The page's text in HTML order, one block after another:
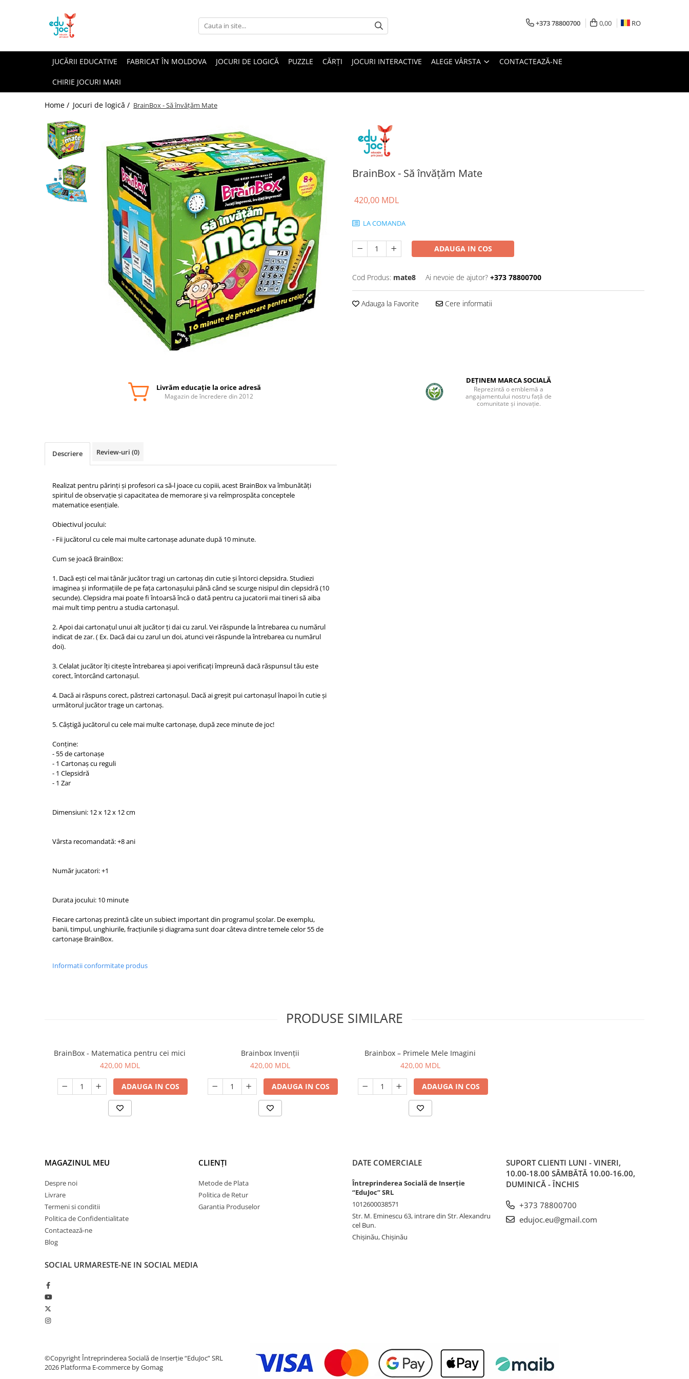
Alege Vârsta
+373 78800700 0,00 RO
JUCĂRII EDUCATIVE FABRICAT ÎN MOLDOVA JOCURI DE LOGICĂ PUZZLE CĂRȚI JOCURI INTERACTIVE ALEGE VÂRSTA CONTACTEAZĂ-NE
CHIRIE JOCURI MARI
Home / Jocuri de logică / BrainBox - Să învățăm Mate
BrainBox - Să învățăm Mate
420,00 MDL
LA COMANDA
ADAUGA IN COS
Cod Produs: mate8 Ai nevoie de ajutor? +373 78800700
Adauga la Favorite Cere informatii
Livrăm educație la orice adresă
Magazin de încredere din 2012
DEȚINEM MARCA SOCIALĂ
Reprezintă o emblemă a
angajamentului nostru față de
comunitate și inovație.
Descriere Review-uri (0)
Realizat pentru părinți și profesori ca să-l joace cu copiii, acest BrainBox va îmbunătăți
spiritul de observație și capacitatea de memorare și va reîmprospăta conceptele
matematice esențiale.
Obiectivul jocului:
- Fii jucătorul cu cele mai multe cartonașe adunate după 10 minute.
Cum se joacă BrainBox:
1. Dacă ești cel mai tânăr jucător tragi un cartonaș din cutie și întorci clepsidra. Studiezi
imaginea și informațiile de pe fața cartonașului până când se scurge nisipul din clepsidră (10
secunde). Clepsidra mai poate fi întoarsă încă o dată pentru ca jucatorii mai tineri să aiba
mai mult timp pentru a studia cartonașul.
2. Apoi dai cartonațul unui alt jucător ți dai cu zarul. Vei răspunde la întrebarea cu numărul
indicat de zar. ( Ex. Dacă dai cu zarul un doi, atunci vei răspunde la întrebarea cu numărul
doi).
3. Celalat jucător îți citește întrebarea și apoi verificați împreună dacă răspunsul tău este
corect, întorcând cartonașul.
4. Dacă ai răspuns corect, păstrezi cartonașul. Dacă ai greșit pui cartonașul înapoi în cutie și
următorul jucător trage un cartonaș.
5. Câștigă jucătorul cu cele mai multe cartonașe, după zece minute de joc!
Conține:
- 55 de cartonașe
- 1 Cartonaș cu reguli
- 1 Clepsidră
- 1 Zar
Dimensiuni: 12 x 12 x 12 cm
Vârsta recomandată: +8 ani
Număr jucatori: +1
Durata jocului: 10 minute
Fiecare cartonaș prezintă câte un subiect important din programul școlar. De exemplu,
banii, timpul, unghiurile, fracțiunile și diagrama sunt doar câteva dintre temele celor 55 de
cartonașe BrainBox.
Informatii conformitate produs
PRODUSE SIMILARE
BrainBox - Matematica pentru cei mici
420,00 MDL
ADAUGA IN COS
Brainbox Invenții
420,00 MDL
ADAUGA IN COS
Brainbox – Primele Mele Imagini
420,00 MDL
ADAUGA IN COS
MAGAZINUL MEU
Despre noi
Livrare
Termeni si conditii
Politica de Confidentialitate
Contactează-ne
Blog
CLIENȚI
Metode de Plata
Politica de Retur
Garantia Produselor
DATE COMERCIALE
Întreprinderea Socială de Inserție
“EduJoc” SRL
1012600038571
Str. M. Eminescu 63, intrare din Str. Alexandru
cel Bun.
Chișinău, Chișinău
SUPORT CLIENTI LUNI - VINERI,
10.00-18.00 SÂMBĂTĂ 10.00-16.00,
DUMINICĂ - ÎNCHIS
+373 78800700
edujoc.eu@gmail.com
SOCIAL URMARESTE-NE IN SOCIAL MEDIA
©Copyright Întreprinderea Socială de Inserție “EduJoc” SRL
2026 Platforma E-commerce by Gomag